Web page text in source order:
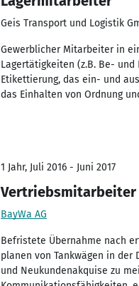
Geis Transport und Logistik
Gewerblicher Mitarbeiter in
Lagertätigkeiten (z.B. Be-
Etikettierung, das ein- und
das Einhalten von Ordnung
1 Jahr, Juli 2016 - Juni 2017
Vertriebsmitarbeiter
BayWa AG
Befristete Übernahme nach
planen von Tankwägen in
und Neukundenakquise zu